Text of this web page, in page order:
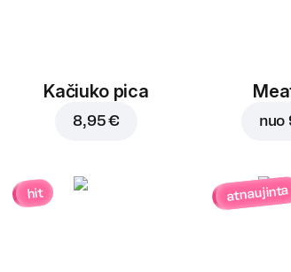
Kačiuko pica
8,95 € nuo
hit atnaujinta